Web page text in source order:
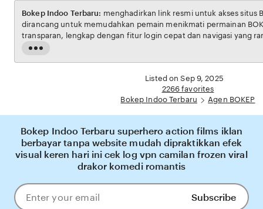
Read
the
Bokep Indoo Terbaru:
dirancang untuk memudahkan pemain menikmati permainan BOKEP dengan aman dan
transparan, lengkap dengan fitur login cepat dan navigasi yang ramah pengguna. Setiap
transaksi dijamin aman, sementara update hasil dan informasi permainan selalu tersedia
pecinta BOKEP online di Indonesia.Listed on Sep 9, 2025
2266 favorites
Bokep Indoo Terbaru
Agen BOKEP
Bokep Indoo Terbaru superhero action films iklan
berbayar tanpa website mudah dipraktikkan efek
visual keren hari ini cek log vpn camilan frozen viral
drakor komedi romantis
Enter
Subscribe